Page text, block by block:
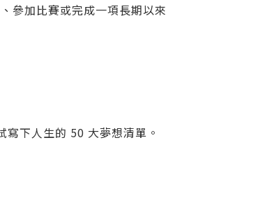
參加比賽或完成一項長期以來
下人生的 50 大夢想清單。